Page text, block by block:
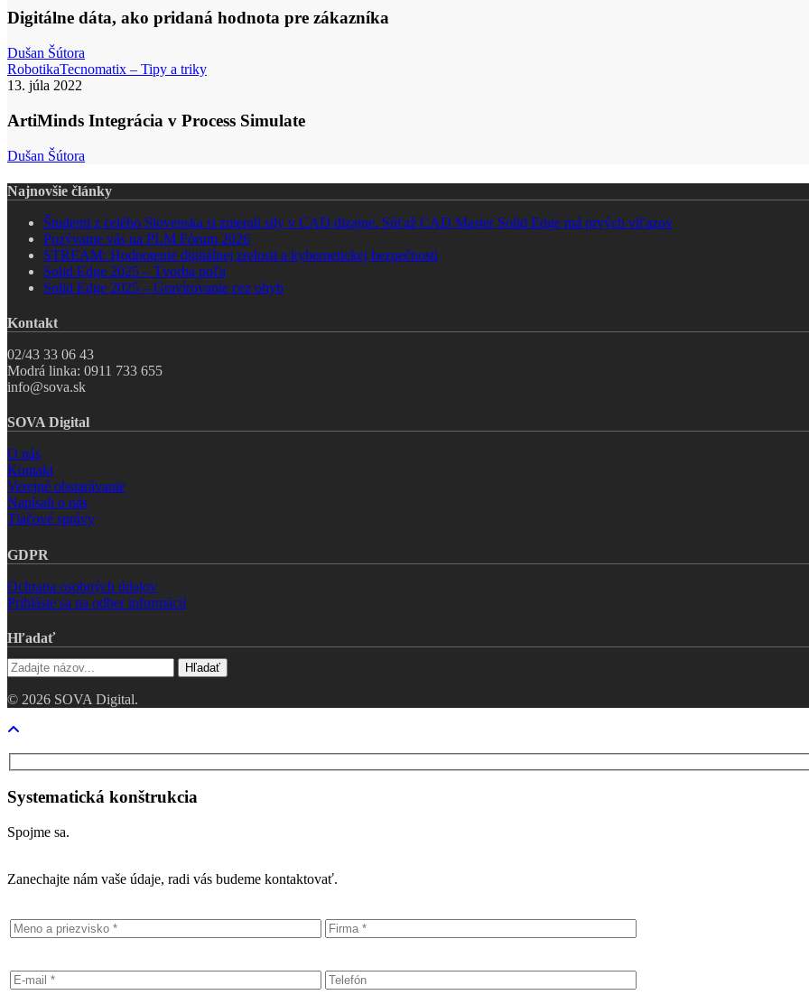
pridaná
zákazníka
Digitálne dáta, ako pridaná hodnota pre zákazníka
Dušan Šútora
RobotikaTecnomatix – Tipy a trikyArtiMinds
Process
13. júla 2022
ArtiMinds Integrácia v Process Simulate
Dušan Šútora
Najnovšie články
Študenti z celého Slovenska si zmerali sily v CAD dizajne. Súťaž CAD Master Solid Edge má prvých víťazov
Pozývame vás na PLM Fórum 2026
STREAM: Hodnotenie digitálnej zrelosti a kybernetickej bezpečnosti
Solid Edge 2025 – Tvorba poľa
Solid Edge 2025 – Gravírovanie cez ohyb
Kontakt
02/43 33 06 43
Modrá linka: 0911 733 655
info@sova.sk
SOVA Digital
O nás
Kontakt
Verejné obstarávanie
Napísali o nás
Tlačové správy
GDPR
Ochrana osobných údajov
Prihláste sa na odber informácií
Hľadať
Hľadať
© 2026 SOVA Digital.
Close
Systematická konštrukcia
Spojme sa.
Zanechajte nám vaše údaje, radi vás budeme kontaktovať.